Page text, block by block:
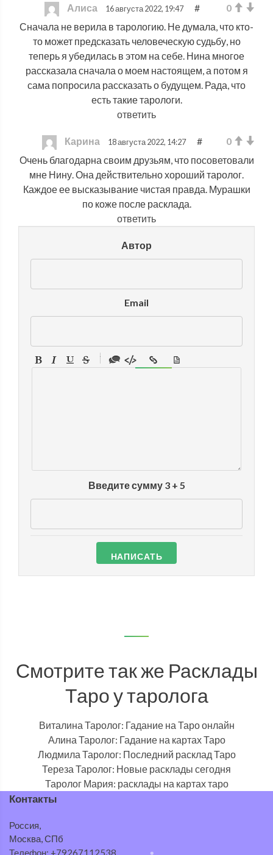
Алиса 16 августа 2022, 19:47 #
0
Сначала не верила в тарологию. Не думала, что кто-
то может предсказать человеческую судьбу, но
теперь я убедилась в этом на себе. Нина многое
рассказала сначала о моем настоящем, а потом я
сама попросила рассказать о будущем. Рада, что
есть такие тарологи.
ответить
Карина 18 августа 2022, 14:27 #
0
Очень благодарна своим друзьям, что посоветовали
мне Нину. Она действительно хороший таролог.
Каждое ее высказывание чистая правда. Мурашки
по коже после расклада.
ответить
Автор
Email
-
-
Введите сумму 3 + 5
Смотрите так же Расклады
Таро у таролога
Виталина Таролог: Гадание на Таро онлайн
Алина Таролог: Гадание на картах Таро
Людмила Таролог: Последний расклад Таро
Тереза Таролог: Новые расклады сегодня
Таролог Мария: расклады на картах таро
Контакты
Россия,
Москва, СПб
Телефон: +79267112538